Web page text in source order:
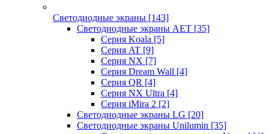
Светодиодные экраны [143]
Светодиодные экраны AET [35]
Cерия Koala [5]
Серия AT [9]
Серия NX [7]
Серия Dream Wall [4]
Серия QR [4]
Серия NX Ultra [4]
Серия iMira 2 [2]
Светодиодные экраны LG [20]
Светодиодные экраны Unilumin [35]